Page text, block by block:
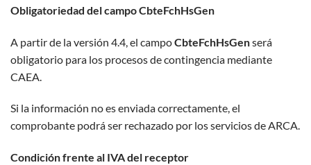
Obligatoriedad del campo CbteFchHsGen
A partir de la versión 4.4, el campoCbteFchHsGenserá
obligatorio para los procesos de contingencia mediante
CAEA.
Si la información no es enviada correctamente, el
comprobante podrá ser rechazado por los servicios de ARCA.
Condición frente al IVA del receptor